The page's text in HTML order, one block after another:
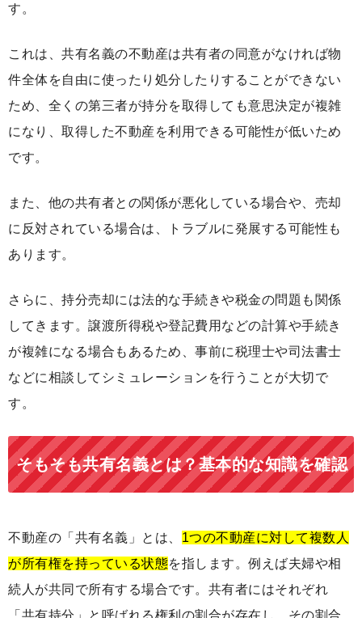
す。
これは、共有名義の不動産は共有者の同意がなければ物
件全体を自由に使ったり処分したりすることができない
ため、全くの第三者が持分を取得しても意思決定が複雑
になり、取得した不動産を利用できる可能性が低いため
です。
また、他の共有者との関係が悪化している場合や、売却
に反対されている場合は、トラブルに発展する可能性も
あります。
さらに、持分売却には法的な手続きや税金の問題も関係
してきます。譲渡所得税や登記費用などの計算や手続き
が複雑になる場合もあるため、事前に税理士や司法書士
などに相談してシミュレーションを行うことが大切で
す。
そもそも共有名義とは？基本的な知識を確認
不動産の「共有名義」とは、 1つの不動産に対して複数人
が所有権を持っている状態を指します。例えば夫婦や相
続人が共同で所有する場合です。共有者にはそれぞれ
「共有持分」と呼ばれる権利の割合が存在し、その割合